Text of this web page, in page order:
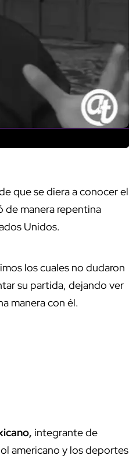
que se diera a conocer el
de manera repentina
Unidos.
los cuales no dudaron
su partida, dejando ver
manera con él.
integrante de
americano y los deportes